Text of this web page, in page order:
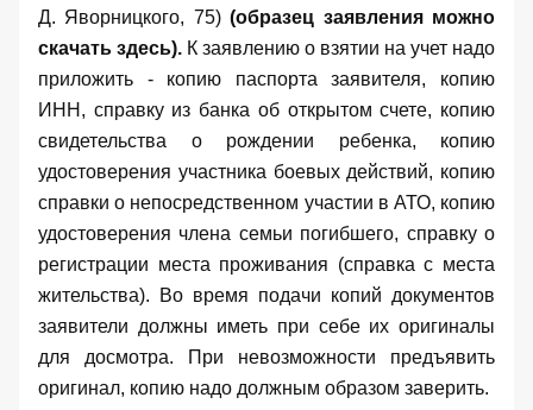
Д. Яворницкого, 75)(образец заявления можно
скачать здесь). К заявлению о взятии на учет надо
приложить - копию паспорта заявителя, копию
ИНН, справку из банка об открытом счете, копию
свидетельства о рождении ребенка, копию
удостоверения участника боевых действий, копию
справки о непосредственном участии в АТО, копию
удостоверения члена семьи погибшего, справку о
регистрации места проживания (справка с места
жительства). Во время подачи копий документов
заявители должны иметь при себе их оригиналы
для досмотра. При невозможности предъявить
оригинал, копию надо должным образом заверить.